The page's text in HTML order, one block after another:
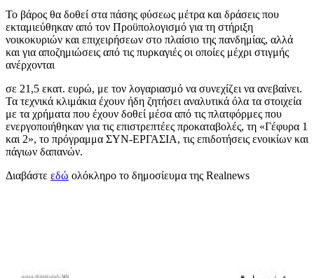
Το βάρος θα δοθεί στα πάσης φύσεως μέτρα και δράσεις που
εκταμιεύθηκαν από τον Προϋπολογισμό για τη στήριξη
νοικοκυριών και επιχειρήσεων στο πλαίσιο της πανδημίας, αλλά
και για αποζημιώσεις από τις πυρκαγιές οι οποίες μέχρι στιγμής
ανέρχονται
σε 21,5 εκατ. ευρώ, με τον λογαριασμό να συνεχίζει να ανεβαίνει.
Τα τεχνικά κλιμάκια έχουν ήδη ζητήσει αναλυτικά όλα τα στοιχεία
με τα χρήματα που έχουν δοθεί μέσα από τις πλατφόρμες που
ενεργοποιήθηκαν για τις επιστρεπτέες προκαταβολές, τη «Γέφυρα 1
και 2», το πρόγραμμα ΣΥΝ-ΕΡΓΑΣΙΑ, τις επιδοτήσεις ενοικίων και
πάγιων δαπανών.
Διαβάστε εδώ ολόκληρο το δημοσίευμα της Realnews